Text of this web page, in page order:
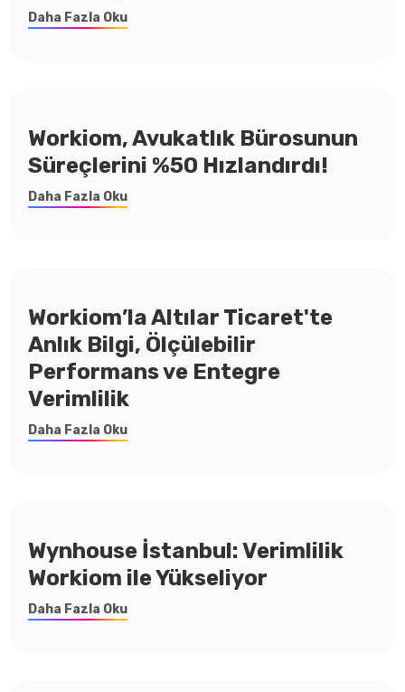
Daha Fazla Oku
Workiom, Avukatlık Bürosunun
Süreçlerini %50 Hızlandırdı!
Daha Fazla Oku
Workiom’la Altılar Ticaret'te
Anlık Bilgi, Ölçülebilir
Performans ve Entegre
Verimlilik
Daha Fazla Oku
Wynhouse İstanbul: Verimlilik
Workiom ile Yükseliyor
Daha Fazla Oku